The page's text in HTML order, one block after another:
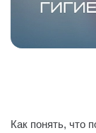
Как понять, что